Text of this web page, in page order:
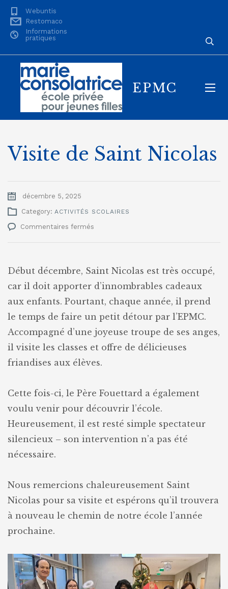
Webuntis
Restomaco
Informations
pratiques
EPMC
Visite de Saint Nicolas
décembre 5, 2025
Category: ACTIVITÉS SCOLAIRES
Commentaires fermés
Nicolas
Début décembre, Saint Nicolas est très occupé,
car il doit apporter d’innombrables cadeaux
aux enfants. Pourtant, chaque année, il prend
le temps de faire un petit détour par l’EPMC.
Accompagné d’une joyeuse troupe de ses anges,
il visite les classes et offre de délicieuses
friandises aux élèves.
Cette fois-ci, le Père Fouettard a également
voulu venir pour découvrir l’école.
Heureusement, il est resté simple spectateur
silencieux – son intervention n’a pas été
nécessaire.
Nous remercions chaleureusement Saint
Nicolas pour sa visite et espérons qu’il trouvera
à nouveau le chemin de notre école l’année
prochaine.